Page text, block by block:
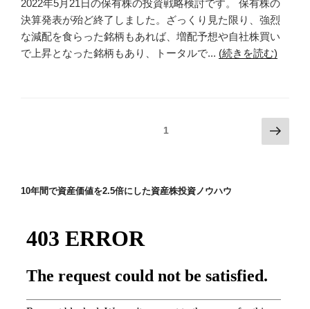
2022年5月21日の保有株の投資戦略検討です。 保有株の
決算発表が殆ど終了しました。ざっくり見た限り、強烈
な減配を食らった銘柄もあれば、増配予想や自社株買い
で上昇となった銘柄もあり、トータルで... (続きを読む)
ビ
シ
ン
1
次
の
10年間で資産価値を2.5倍にした資産株投資ノウハウ